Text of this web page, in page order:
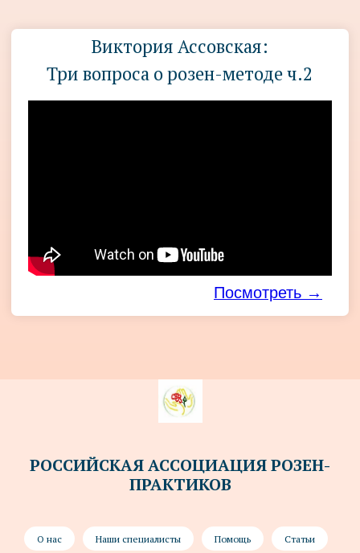
РОССИЙСКАЯ АССОЦИАЦИЯ РОЗЕН-
ПРАКТИКОВ
О нас Наши специалисты Помощь Статьи